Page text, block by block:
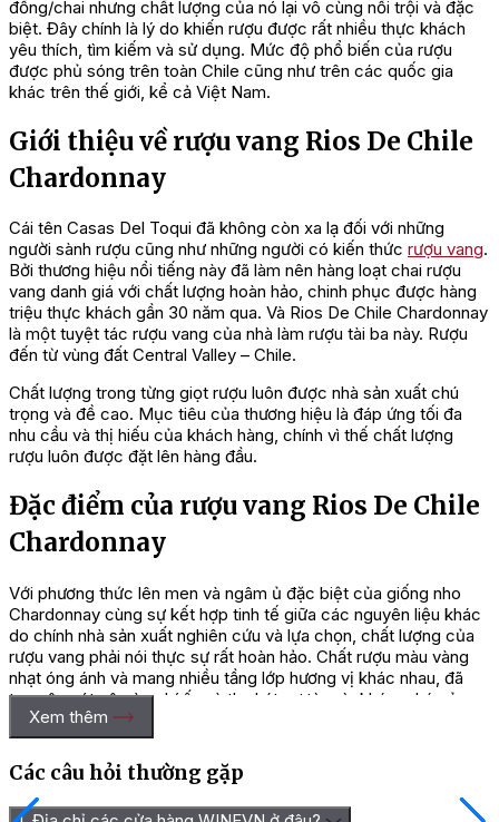
đồng/chai nhưng chất lượng của nó lại vô cùng nổi trội và đặc
biệt. Đây chính là lý do khiến rượu được rất nhiều thực khách
yêu thích, tìm kiếm và sử dụng. Mức độ phổ biến của rượu
được phủ sóng trên toàn Chile cũng như trên các quốc gia
khác trên thế giới, kể cả Việt Nam.
Giới thiệu về rượu vang Rios De Chile
Chardonnay
Cái tên Casas Del Toqui đã không còn xa lạ đối với những
người sành rượu cũng như những người có kiến thức rượu vang.
Bởi thương hiệu nổi tiếng này đã làm nên hàng loạt chai rượu
vang danh giá với chất lượng hoàn hảo, chinh phục được hàng
triệu thực khách gần 30 năm qua. Và Rios De Chile Chardonnay
là một tuyệt tác rượu vang của nhà làm rượu tài ba này. Rượu
đến từ vùng đất Central Valley – Chile.
Chất lượng trong từng giọt rượu luôn được nhà sản xuất chú
trọng và đề cao. Mục tiêu của thương hiệu là đáp ứng tối đa
nhu cầu và thị hiếu của khách hàng, chính vì thế chất lượng
rượu luôn được đặt lên hàng đầu.
Đặc điểm của rượu vang Rios De Chile
Chardonnay
Với phương thức lên men và ngâm ủ đặc biệt của giống nho
Chardonnay cùng sự kết hợp tinh tế giữa các nguyên liệu khác
do chính nhà sản xuất nghiên cứu và lựa chọn, chất lượng của
rượu vang phải nói thực sự rất hoàn hảo. Chất rượu màu vàng
nhạt óng ánh và mang nhiều tầng lớp hương vị khác nhau, đã
tạo nên nét vô cùng bí ấn và thu hút sự tò mò, khám phá của
thực khách.
Ngoài ra, sự hòa quyện tuyệt vời giữa các loại quả như chanh
cam, anh đào, mơ, mận cùng với hương vani nhẹ nhàng tinh tế
đã làm cho rượu trở nên hài hòa và đặc biệt hơn. Rượu có nồng
Xem thêm
Các câu hỏi thường gặp